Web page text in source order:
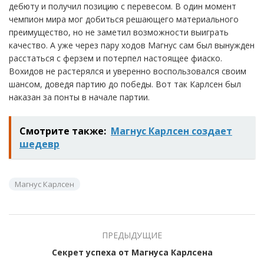
дебюту и получил позицию с перевесом. В один момент
чемпион мира мог добиться решающего материального
преимущество, но не заметил возможности выиграть
качество. А уже через пару ходов Магнус сам был вынужден
расстаться с ферзем и потерпел настоящее фиаско.
Вохидов не растерялся и уверенно воспользовался своим
шансом, доведя партию до победы. Вот так Карлсен был
наказан за понты в начале партии.
Смотрите также: Магнус Карлсен создает
шедевр
Магнус Карлсен
ПРЕДЫДУЩИЕ
Секрет успеха от Магнуса Карлсена